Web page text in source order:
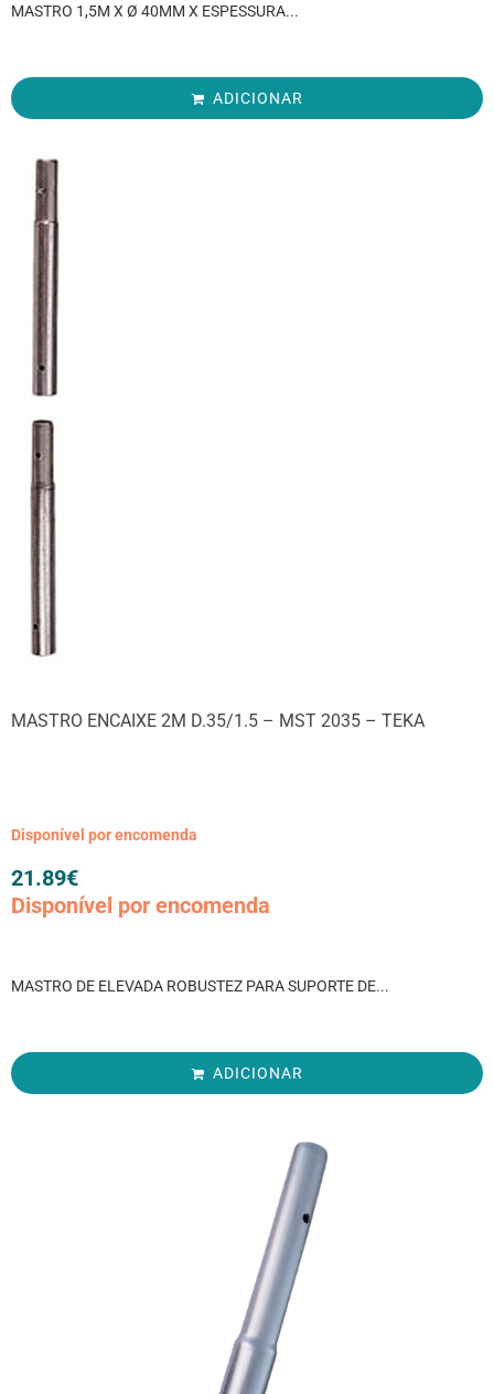
MASTRO 1,5M X Ø 40MM X ESPESSURA...
ADICIONAR
MASTRO ENCAIXE 2M D.35/1.5 – MST 2035 – TEKA
Disponível por encomenda
21.89€
Disponível por encomenda
MASTRO DE ELEVADA ROBUSTEZ PARA SUPORTE DE...
ADICIONAR